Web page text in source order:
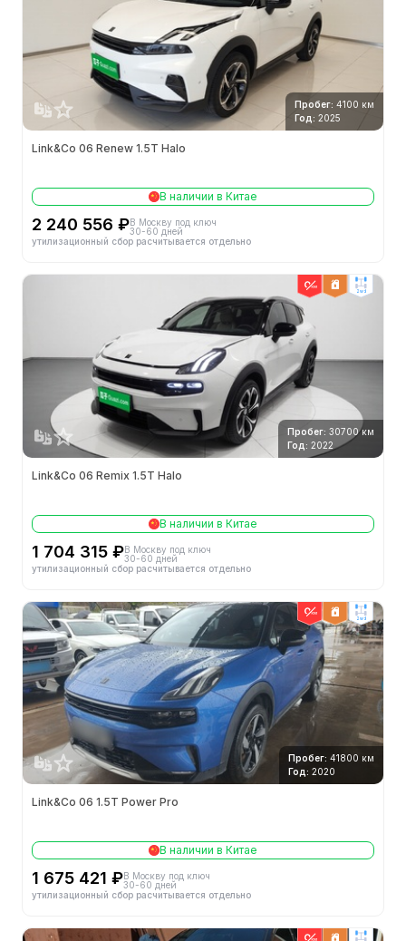
Пробег: 4100 км
Год: 2025
Link&Co 06 Renew 1.5T Halo
В наличии в Китае
2 240 556 ₽В Москву под ключ
30-60 дней
утилизационный сбор расчитывается отдельно
2wd
Пробег: 30700 км
Год: 2022
Link&Co 06 Remix 1.5T Halo
В наличии в Китае
1 704 315 ₽В Москву под ключ
30-60 дней
утилизационный сбор расчитывается отдельно
2wd
Пробег: 41800 км
Год: 2020
Link&Co 06 1.5T Power Pro
В наличии в Китае
1 675 421 ₽В Москву под ключ
30-60 дней
утилизационный сбор расчитывается отдельно